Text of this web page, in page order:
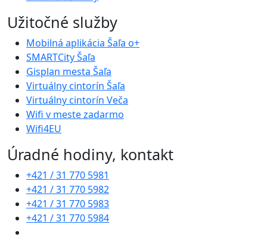
Užitočné služby
Mobilná aplikácia Šaľa o+
SMARTCity Šaľa
Gisplan mesta Šaľa
Virtuálny cintorín Šaľa
Virtuálny cintorín Veča
Wifi v meste zadarmo
Wifi4EU
Úradné hodiny, kontakt
+421 / 31 770 5981
+421 / 31 770 5982
+421 / 31 770 5983
+421 / 31 770 5984